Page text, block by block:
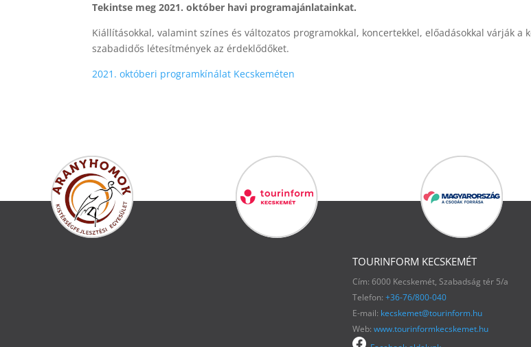
Tekintse meg 2021. október havi programajánlatainkat.
Kiállításokkal, valamint színes és változatos programokkal, koncertekkel, előadásokkal várják a
szabadidős létesítmények az érdeklődőket.
2021. októberi programkínálat Kecskeméten
TOURINFORM KECSKEMÉT
Cím: 6000 Kecskemét, Szabadság tér 5/a
Telefon: +36-76/800-040
E-mail: kecskemet@tourinform.hu
Web: www.tourinformkecskemet.hu